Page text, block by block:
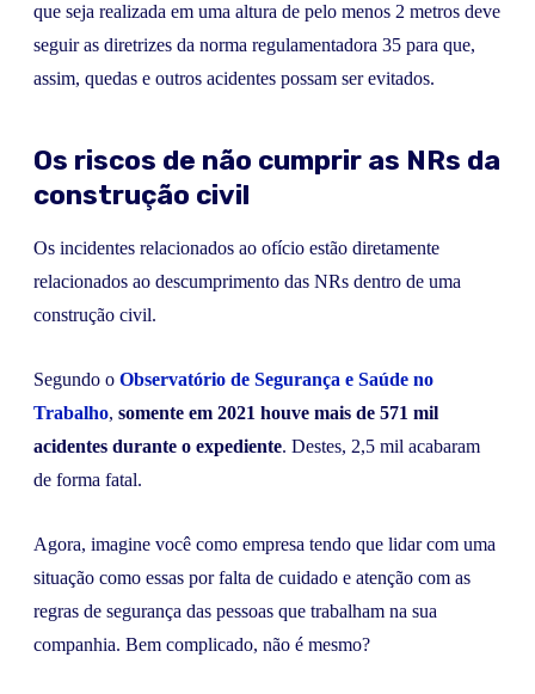
que seja realizada em uma altura de pelo menos 2 metros deve
seguir as diretrizes da norma regulamentadora 35 para que,
assim, quedas e outros acidentes possam ser evitados.
Os riscos de não cumprir as NRs da
construção civil
Os incidentes relacionados ao ofício estão diretamente
relacionados ao descumprimento das NRs dentro de uma
construção civil.
Segundo o Observatório de Segurança e Saúde no
Trabalho, somente em 2021 houve mais de 571 mil
acidentes durante o expediente. Destes, 2,5 mil acabaram
de forma fatal.
Agora, imagine você como empresa tendo que lidar com uma
situação como essas por falta de cuidado e atenção com as
regras de segurança das pessoas que trabalham na sua
companhia. Bem complicado, não é mesmo?